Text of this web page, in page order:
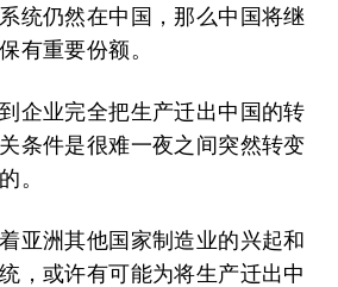
统仍然在中国，那么中国将继
有重要份额。
企业完全把生产迁出中国的转
条件是很难一夜之间突然转变
。
亚洲其他国家制造业的兴起和
，或许有可能为将生产迁出中